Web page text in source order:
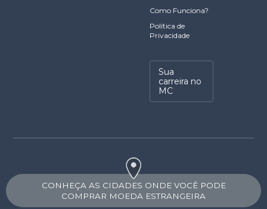
Como Funciona?
Política de
Privacidade
Sua
carreira no
MC
CONHEÇA AS CIDADES ONDE VOCÊ PODE
COMPRAR MOEDA ESTRANGEIRA